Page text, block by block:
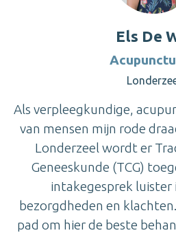
Els De
Als verpleegkundige,
van mensen mijn rode
Londerzeel wordt er
Geneeskunde (TCG)
intakegesprek luister
bezorgdheden en
pad om hier de beste